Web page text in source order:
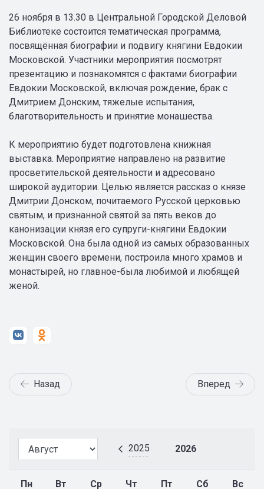
2025 2026
Пн Вт Ср Чт Пт Сб Вс
26 ноября в 13.30 в Центральной Городской Деловой
Библиотеке состоится тематическая программа,
посвящённая биографии и подвигу княгини Евдокии
Московской. Участники мероприятия посмотрят
презентацию и познакомятся с фактами биографии
Евдокии Московской, включая рождение, брак с
Дмитрием Донским, тяжелые испытания,
благотворительность и принятие монашества.
К мероприятию будет подготовлена книжная
выставка. Мероприятие направлено на развитие
просветительской деятельности и адресовано
широкой аудитории. Целью является рассказ о князе
Дмитрии Донском, почитаемого Русской церковью
святым, и признанной святой за пять веков до
канонизации князя его супруги-княгини Евдокии
Московской. Она была одной из самых образованных
женщин своего времени, построила много храмов и
монастырей, но главное-была любимой и любящей
женой.
Назад Вперед